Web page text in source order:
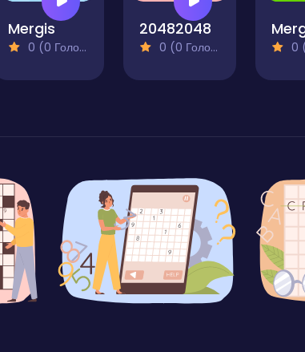
Mergis
0 (0 Голосів)
20482048
0 (0 Голосів) 0